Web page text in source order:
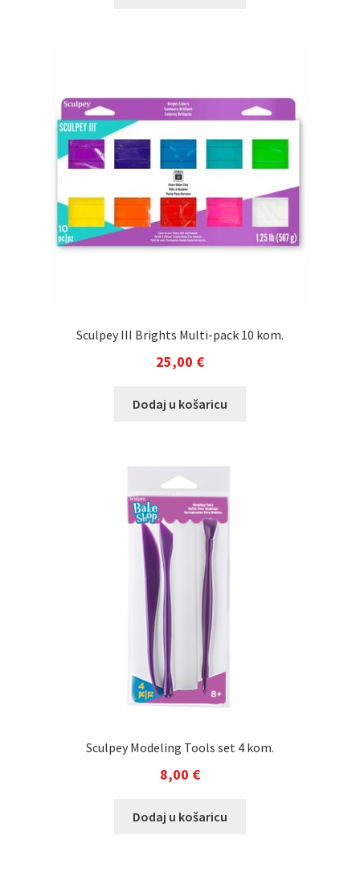
Sculpey III Brights Multi-pack 10 kom.
25,00 €
Dodaj u košaricu
Sculpey Modeling Tools set 4 kom.
8,00 €
Dodaj u košaricu